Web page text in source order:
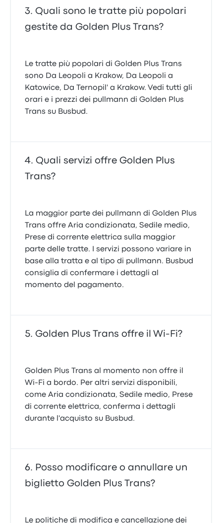
Quali sono le tratte più popolari
gestite da Golden Plus Trans?
Le tratte più popolari di Golden Plus Trans
sono Da Leopoli a Krakow, Da Leopoli a
Katowice, Da Ternopil' a Krakow. Vedi tutti gli
orari e i prezzi dei pullmann di Golden Plus
Trans su Busbud.
Quali servizi offre Golden Plus
Trans?
La maggior parte dei pullmann di Golden Plus
Trans offre Aria condizionata, Sedile medio,
Prese di corrente elettrica sulla maggior
parte delle tratte. I servizi possono variare in
base alla tratta e al tipo di pullmann. Busbud
consiglia di confermare i dettagli al
momento del pagamento.
Golden Plus Trans offre il Wi-Fi?
Golden Plus Trans al momento non offre il
Wi-Fi a bordo. Per altri servizi disponibili,
come Aria condizionata, Sedile medio, Prese
di corrente elettrica, conferma i dettagli
durante l'acquisto su Busbud.
Posso modificare o annullare un
biglietto Golden Plus Trans?
Le politiche di modifica e cancellazione dei